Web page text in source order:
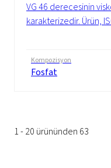
VG 46 derecesinin
karakterizedir. Ürün,
Kompozisyon
Fosfat
1 - 20 ürününden 63